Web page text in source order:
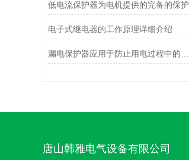
低电流保护器为电机提供的完备的保护
电子式继电器的工作原理详细介绍
漏电保护器应用于防止用电过程中的单相触电事故
唐山韩雅电气设备有限公司